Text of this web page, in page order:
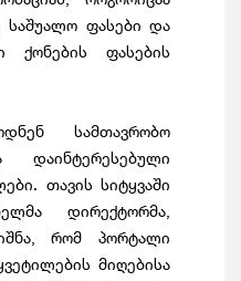
საშუალო ფასები და
ქონების ფასების
სამთავრობო
თავის სიტყვაში
დირექტორმა,
რომ პორტალი
მიღებისა